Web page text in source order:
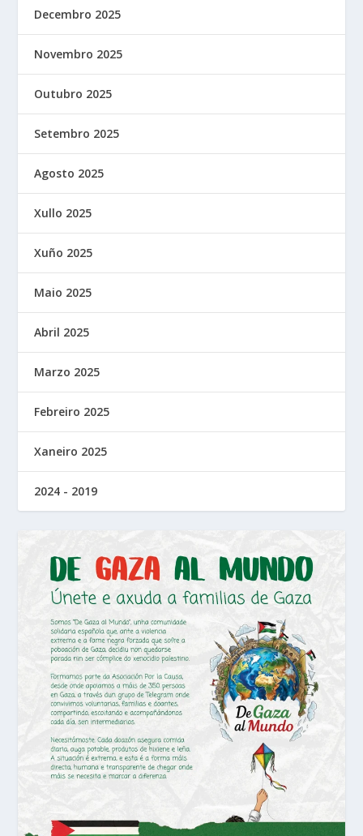
Decembro 2025
Novembro 2025
Outubro 2025
Setembro 2025
Agosto 2025
Xullo 2025
Xuño 2025
Maio 2025
Abril 2025
Marzo 2025
Febreiro 2025
Xaneiro 2025
2024 - 2019